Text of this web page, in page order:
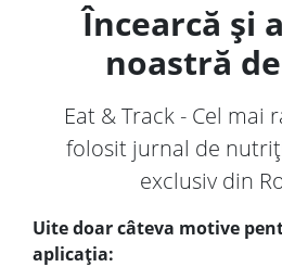
Încearcă și
noastră
Eat & Track - Cel mai
folosit jurnal de
exclusiv din
Uite doar câteva motive
aplicația: